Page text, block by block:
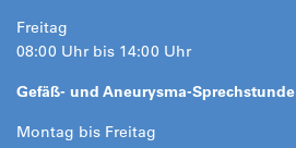
Freitag
08:00 Uhr bis 14:00 Uhr
Gefäß- und Aneurysma-Sprechstunde
Montag bis Freitag